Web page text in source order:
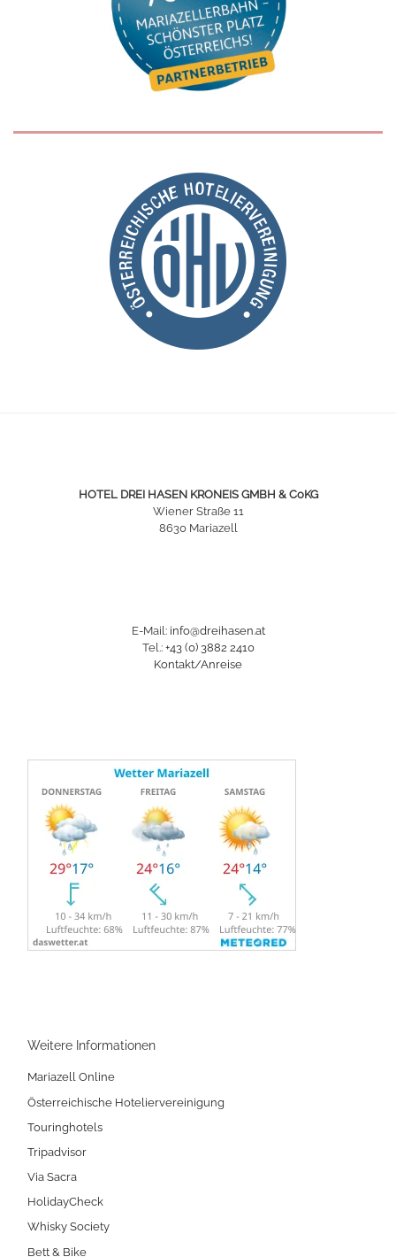
HOTEL DREI HASEN KRONEIS GMBH & CoKG
Wiener Straße 11
8630 Mariazell
E-Mail: info@dreihasen.at
Tel.: +43 (0) 3882 2410
Kontakt/Anreise
Weitere Informationen
Mariazell Online
Österreichische Hoteliervereinigung
Touringhotels
Tripadvisor
Via Sacra
HolidayCheck
Whisky Society
Bett & Bike